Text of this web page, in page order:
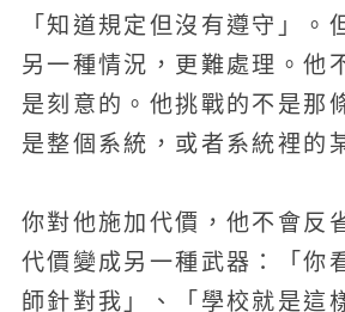
「知道規定但沒有遵守」。
另一種情況，更難處理。他
是刻意的。他挑戰的不是那
是整個系統，或者系統裡的
你對他施加代價，他不會反
代價變成另一種武器：「你
師針對我」、「學校就是這